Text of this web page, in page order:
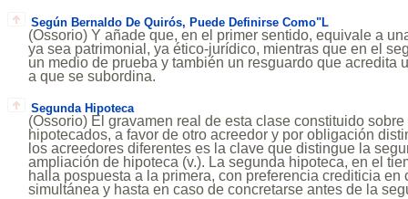
Según Bernaldo De Quirós, Puede Definirse Como"L
(Ossorio) Y añade que, en el primer sentido, equivale a
ya sea patrimonial, ya ético-jurídico, mientras que en el
un medio de prueba y también un resguardo que acredita
a que se subordina.
Segunda Hipoteca
(Ossorio) El gravamen real de esta clase constituido
hipotecados, a favor de otro acreedor y por obligación
los acreedores diferentes es la clave que distingue la
ampliación de hipoteca (v.). La segunda hipoteca, en el
halla pospuesta a la primera, con preferencia crediticia en
simultánea y hasta en caso de concretarse antes de la